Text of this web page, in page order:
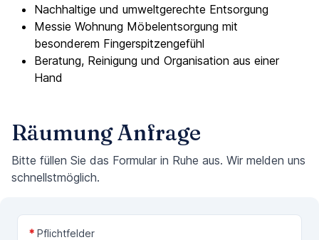
Nachhaltige und umweltgerechte Entsorgung
Messie Wohnung Möbelentsorgung mit
besonderem Fingerspitzengefühl
Beratung, Reinigung und Organisation aus einer
Hand
Räumung Anfrage
Bitte füllen Sie das Formular in Ruhe aus. Wir melden uns
schnellstmöglich.
* Pflichtfelder